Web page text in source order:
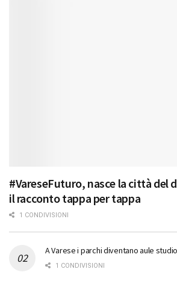
#VareseFuturo, nasce la città del
il racconto tappa per tappa
1 CONDIVISIONI
A Varese i parchi diventano aule studio
1 CONDIVISIONI